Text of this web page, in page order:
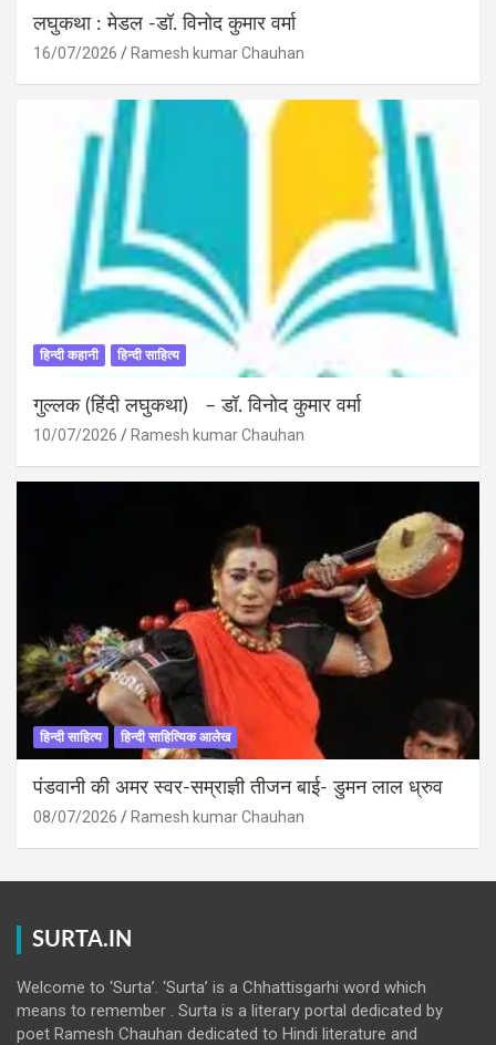
लघुकथा : मेडल -डॉ. विनोद कुमार वर्मा
16/07/2026 Ramesh kumar Chauhan
हिन्दी कहानी हिन्दी साहित्य
गुल्लक (हिंदी लघुकथा) – डॉ. विनोद कुमार वर्मा
10/07/2026 Ramesh kumar Chauhan
हिन्दी साहित्य हिन्दी साहित्यिक आलेख
पंडवानी की अमर स्वर-सम्राज्ञी तीजन बाई- डुमन लाल ध्रुव
08/07/2026 Ramesh kumar Chauhan
SURTA.IN
Welcome to ‘Surta’. ‘Surta’ is a Chhattisgarhi word which
means to remember . Surta is a literary portal dedicated by
poet Ramesh Chauhan dedicated to Hindi literature and